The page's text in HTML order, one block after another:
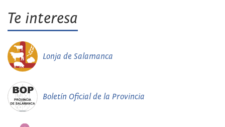
Te interesa
Lonja de Salamanca
Boletín Oficial de la Provincia